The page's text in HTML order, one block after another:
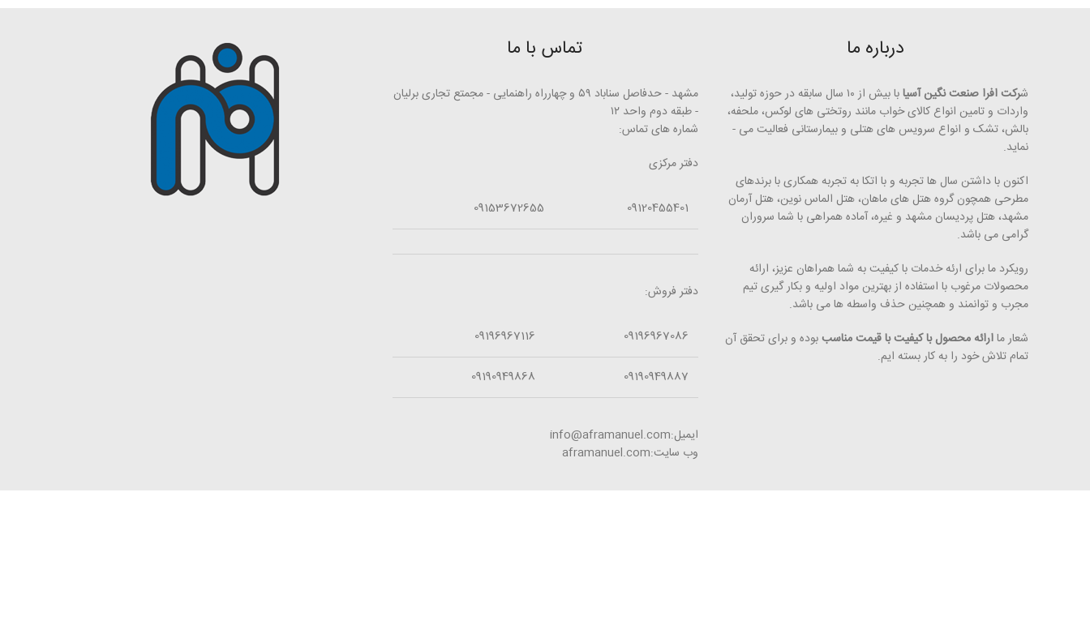
تماس با ما
مشهد - حدفاصل سناباد ۵۹ و چهارراه راهنمایی - مجمتع تجاری برلیان
- طبقه دوم واحد ۱۲
شماره های تماس:
دفتر مرکزی
09120455401
09153672655
دفتر فروش:
09196967086
09196967116
09190949887
09190949868
ایمیل:info@aframanuel.com
وب سایت:aframanuel.com
درباره ما
شرکت افرا صنعت نگین آسیا
با بیش از ۱۰ سال سابقه در حوزه تولید،
واردات و تامین انواع کالای خواب مانند روتختی­ های لوکس، ملحفه،
بالش، تشک و انواع سرویس های هتلی و بیمارستانی فعالیت می ­
نماید.
اکنون با داشتن سال ها تجربه و با اتکا به تجربه همکاری با برندهای
مطرحی همچون گروه هتل­ های ماهان، هتل الماس نوین، هتل آرمان
مشهد، هتل پردیسان مشهد و غیره، آماده همراهی با شما سروران
گرامی می ­باشد.
رویکرد ما برای ارئه خدمات با کیفیت به شما همراهان عزیز، ارائه
محصولات مرغوب با استفاده از بهترین مواد اولیه و بکار گیری تیم
مجرب و توانمند و همچنین حذف واسطه ­ها می ­­باشد.
شعار ماارائه محصول با کیفیت با قیمت مناسببوده و برای تحقق آن
تمام تلاش خود را به کار بسته ­ایم.